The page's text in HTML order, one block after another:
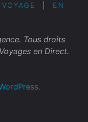
EN
Tous droits
en Direct.